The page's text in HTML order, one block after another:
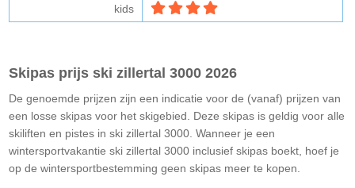
kids
Skipas prijs ski zillertal 3000 2026
De genoemde prijzen zijn een indicatie voor de (vanaf) prijzen van
een losse skipas voor het skigebied. Deze skipas is geldig voor alle
skiliften en pistes in ski zillertal 3000. Wanneer je een
wintersportvakantie ski zillertal 3000 inclusief skipas boekt, hoef je
op de wintersportbestemming geen skipas meer te kopen.